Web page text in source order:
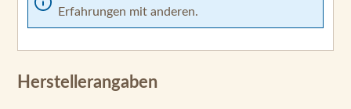
Erfahrungen mit anderen.
Herstellerangaben